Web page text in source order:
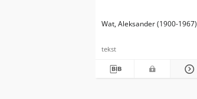
Wat, Aleksander (1900-1967)
tekst